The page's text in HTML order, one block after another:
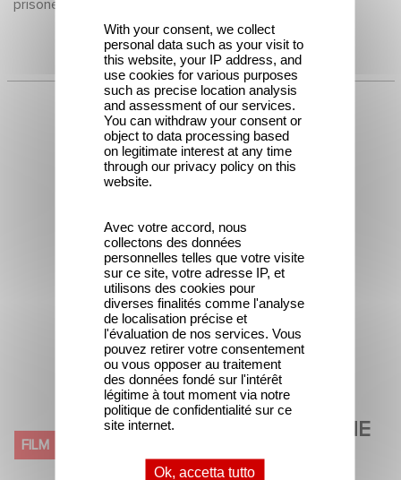
prisoner and his jailer...
FILM
THE STRAIGHT LINE (LA LIGNE
DROITE)
With your consent, we collect
personal data such as your visit to
this website, your IP address, and
use cookies for various purposes
such as precise location analysis
and assessment of our services.
You can withdraw your consent or
object to data processing based
on legitimate interest at any time
through our privacy policy on this
website.
Avec votre accord, nous
collectons des données
personnelles telles que votre visite
sur ce site, votre adresse IP, et
utilisons des cookies pour
diverses finalités comme l'analyse
de localisation précise et
l'évaluation de nos services. Vous
pouvez retirer votre consentement
ou vous opposer au traitement
des données fondé sur l'intérêt
légitime à tout moment via notre
politique de confidentialité sur ce
site internet.
Ok, accetta tutto